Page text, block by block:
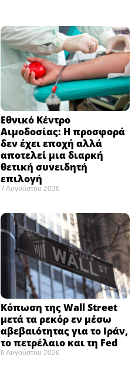
Εθνικό Κέντρο
Αιμοδοσίας: H προσφορά
δεν έχει εποχή αλλά
αποτελεί μια διαρκή
θετική συνειδητή
επιλογή ​
7 Αυγούστου 2026
Κόπωση της Wall Street
μετά τα ρεκόρ εν μέσω
αβεβαιότητας για το Ιράν,
το πετρέλαιο και τη Fed
6 Αυγούστου 2026